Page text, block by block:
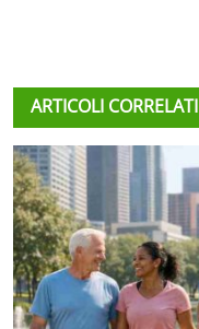
ARTICOLI CORRELATI